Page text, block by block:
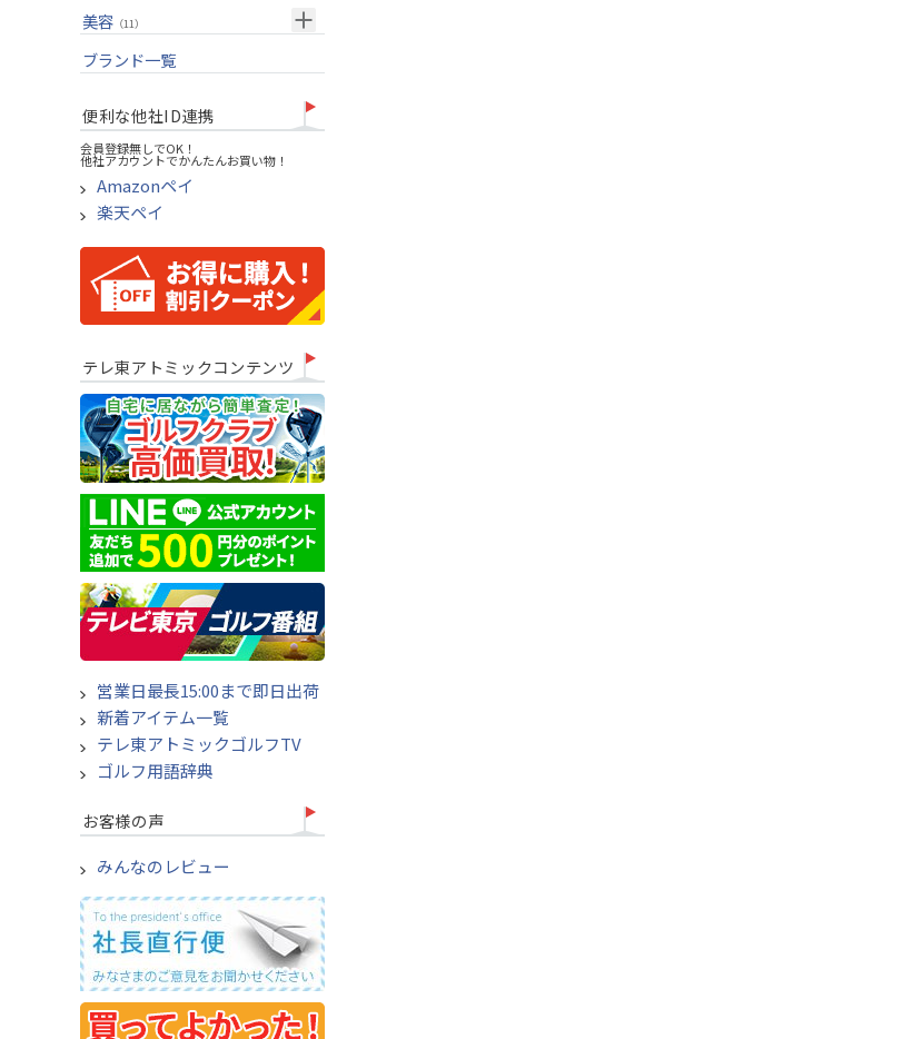
パター
ゴルフバッグ
ゴルフシューズ
ウェア
その他
サポーター
美容 （11）
UVケア（11）
ブランド一覧
便利な他社ID連携
会員登録無しでOK！
他社アカウントでかんたんお買い物！
Amazonペイ
楽天ペイ
テレ東アトミックコンテンツ
営業日最長15:00まで即日出荷
新着アイテム一覧
テレ東アトミックゴルフTV
ゴルフ用語辞典
お客様の声
みんなのレビュー